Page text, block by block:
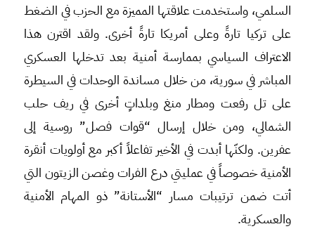
السلمي، واستخدمت علاقتها المميزة مع الحزب في الضغط
على تركيا تارةً وعلى أمريكا تارةً أخرى. ولقد اقترن هذا
الاعتراف السياسي بممارسة أمنية بعد تدخلها العسكري
المباشر في سورية، من خلال مساندة الوحدات في السيطرة
على تل رفعت ومطار منغ وبلداتٍ أخرى في ريف حلب
الشمالي، ومن خلال إرسال “قوات فصل” روسية إلى
عفرين. ولكنّها أبدت في الأخير تفاعلاً أكبر مع أولويات أنقرة
الأمنية خصوصاً في عمليتي درع الفرات وغصن الزيتون التي
أتت ضمن ترتيبات مسار “الأستانة” ذو المهام الأمنية
والعسكرية.